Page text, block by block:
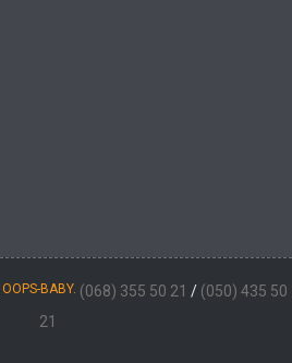
OOPS-BABY. (068) 355 50 21 / (050) 435 50
21